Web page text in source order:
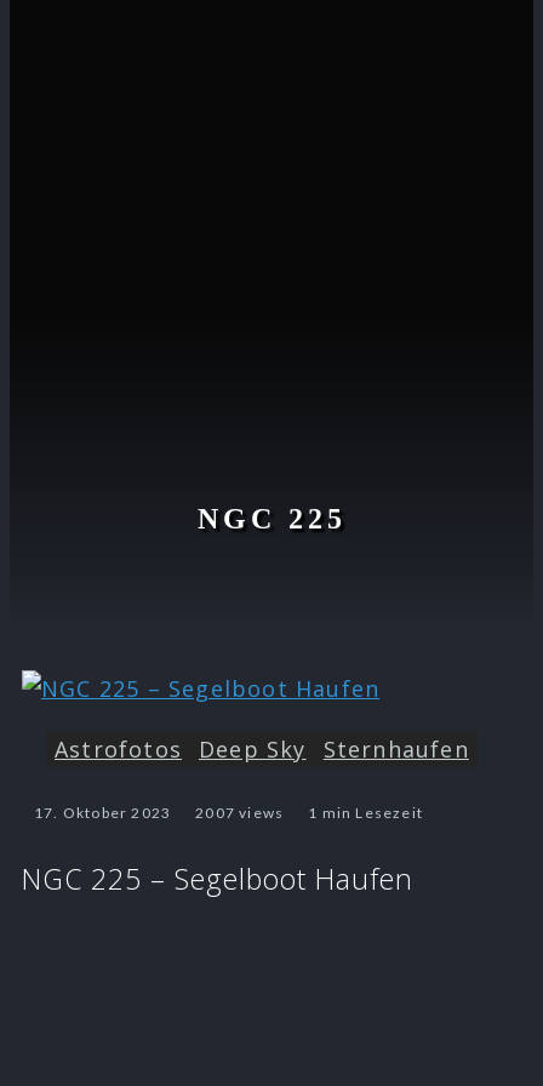
NGC 225
Astrofotos Deep Sky Sternhaufen
17. Oktober 2023 2007 views 1 min Lesezeit
NGC 225 – Segelboot Haufen